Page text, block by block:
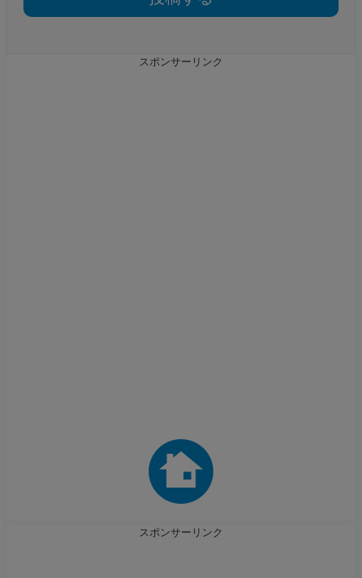
スポンサーリンク
スポンサーリンク